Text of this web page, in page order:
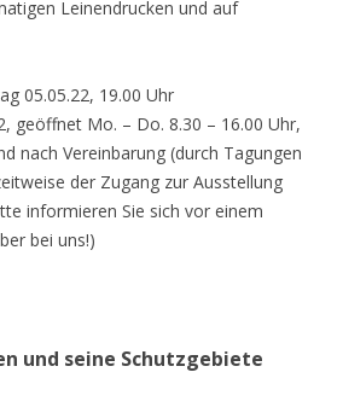
Leinendrucken und auf
05.05.22, 19.00 Uhr
geöffnet Mo. – Do. 8.30 – 16.00 Uhr,
nach Vereinbarung (durch Tagungen
der Zugang zur Ausstellung
informieren Sie sich vor einem
bei uns!)
und seine Schutzgebiete